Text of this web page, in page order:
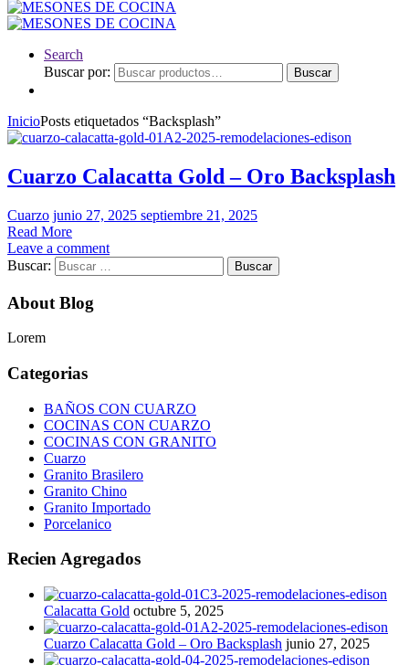
Search
Buscar por:
Buscar
InicioPosts etiquetados “Backsplash”
Cuarzo Calacatta Gold – Oro Backsplash
Cuarzo junio 27, 2025 septiembre 21, 2025
Read More
Leave a comment
Buscar:
About Blog
Lorem
Categorias
BAÑOS CON CUARZO
COCINAS CON CUARZO
COCINAS CON GRANITO
Cuarzo
Granito Brasilero
Granito Chino
Granito Importado
Porcelanico
Recien Agregados
Calacatta Gold octubre 5, 2025
Cuarzo Calacatta Gold – Oro Backsplash junio 27, 2025